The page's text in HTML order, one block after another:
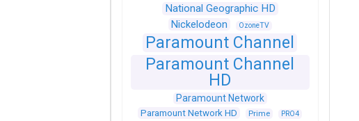
National Geographic HD
Nickelodeon
OzoneTV
Paramount Channel
Paramount Channel
HD
Paramount Network
Paramount Network HD Prime PRO4